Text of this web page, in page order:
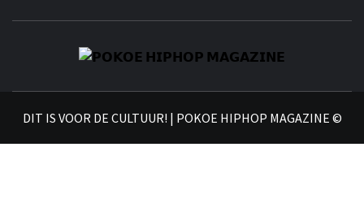
DIT IS VOOR DE CULTUUR! | POKOE HIPHOP MAGAZINE ©